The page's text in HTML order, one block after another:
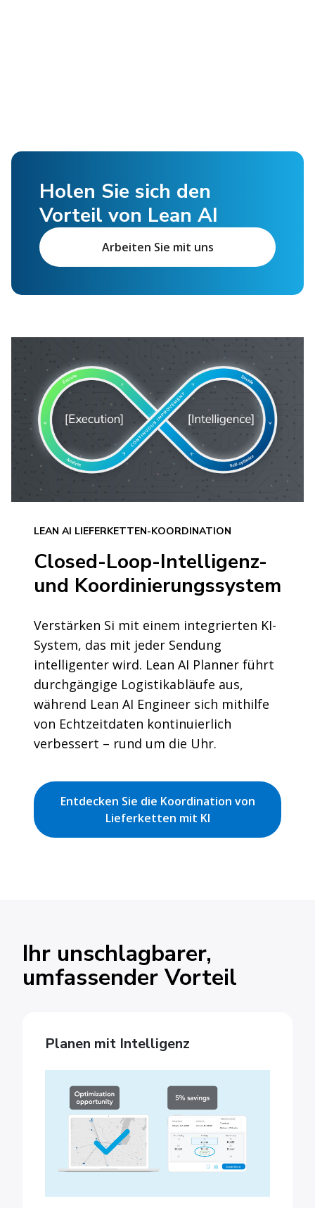
Holen Sie sich den
Vorteil von Lean AI
Arbeiten Sie mit uns
LEAN AI LIEFERKETTEN-KOORDINATION
Closed-Loop-Intelligenz-
und Koordinierungssystem
Verstärken Si mit einem integrierten KI-
System, das mit jeder Sendung
intelligenter wird. Lean AI Planner führt
durchgängige Logistikabläufe aus,
während Lean AI Engineer sich mithilfe
von Echtzeitdaten kontinuierlich
verbessert – rund um die Uhr.
Entdecken Sie die Koordination von
Lieferketten mit KI
Ihr unschlagbarer,
umfassender Vorteil
Planen mit Intelligenz